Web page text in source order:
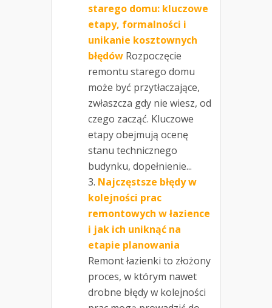
starego domu: kluczowe
etapy, formalności i
unikanie kosztownych
błędów Rozpoczęcie
remontu starego domu
może być przytłaczające,
zwłaszcza gdy nie wiesz, od
czego zacząć. Kluczowe
etapy obejmują ocenę
stanu technicznego
budynku, dopełnienie...
Najczęstsze błędy w
kolejności prac
remontowych w łazience
i jak ich uniknąć na
etapie planowania
Remont łazienki to złożony
proces, w którym nawet
drobne błędy w kolejności